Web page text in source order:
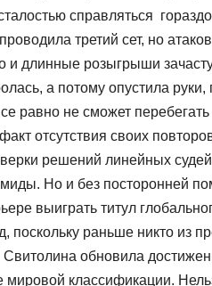
справляться гораздо
третий сет, но
и длинные розыгрыши
а потому опустила
равно не сможет
отсутствия своих
решений линейных
Но и без посторонней
выиграть титул
поскольку раньше никто из
обновила
мировой классификации.